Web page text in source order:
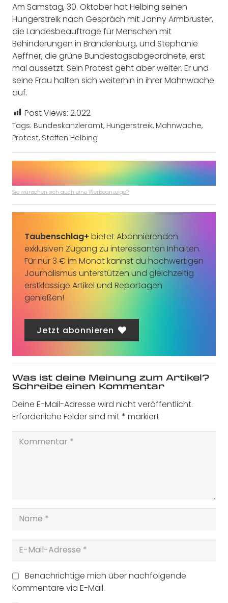
Am Samstag, 30. Oktober hat Helbing seinen
Hungerstreik nach Gespräch mit Janny Armbruster,
die Landesbeauftrage für Menschen mit
Behinderungen in Brandenburg, und Stephanie
Aeffner, die grüne Bundestagsabgeordnete, erst
mal aussetzt. Sein Protest geht aber weiter. Er und
seine Frau halten sich weiterhin in ihrer Mahnwache
auf.
Post Views: 2.022
Tags: Bundeskanzleramt, Hungerstreik, Mahnwache,
Protest, Steffen Helbing
Sie wünschen sich auch eine Werbeanzeige?
Taubenschlag+ bietet Abonnierenden
exklusiven Zugang zu interessanten Inhalten.
Für nur 3 € im Monat kannst du hochwertigen
Journalismus unterstützen und gleichzeitig
erstklassige Artikel und Reportagen
genießen!
Jetzt abonnieren
Was ist deine Meinung zum Artikel?
Schreibe einen Kommentar
Deine E-Mail-Adresse wird nicht veröffentlicht.
Erforderliche Felder sind mit* markiert
Benachrichtige mich über nachfolgende
Kommentare via E-Mail.